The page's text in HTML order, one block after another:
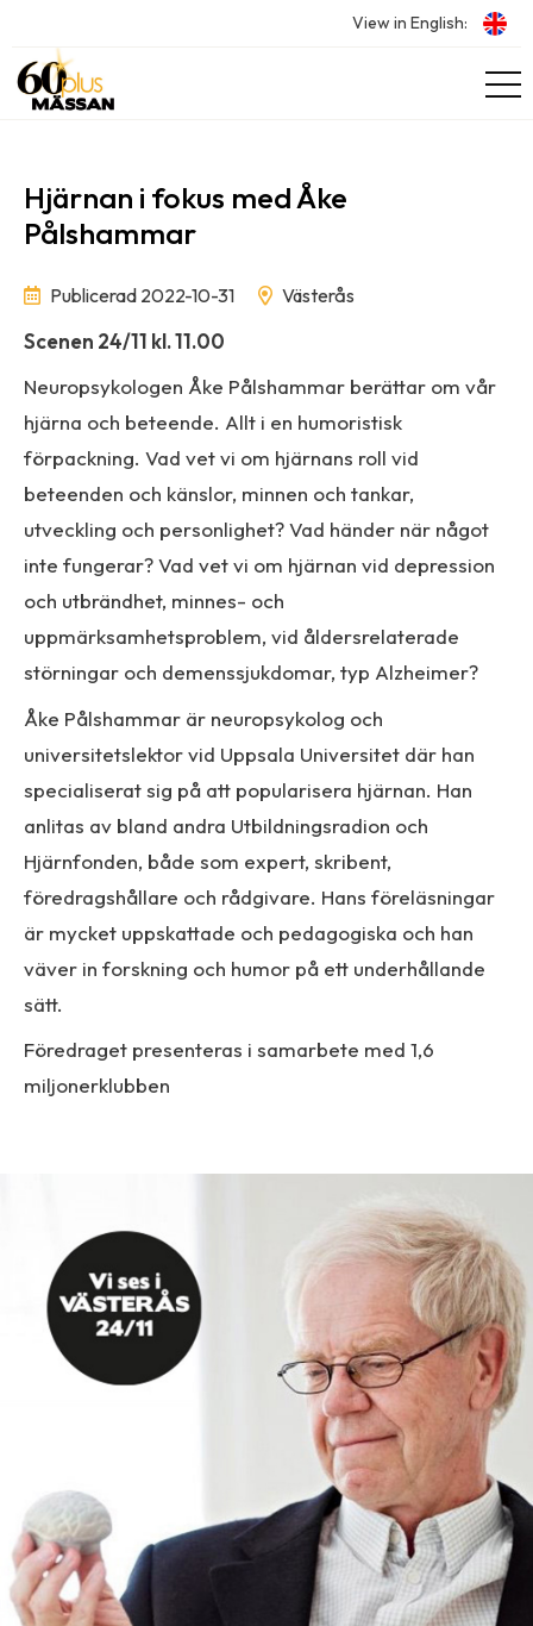
View in English:
Hjärnan i fokus med Åke
Pålshammar
Publicerad 2022-10-31 Västerås
Scenen 24/11 kl. 11.00
Neuropsykologen Åke Pålshammar berättar om vår
hjärna och beteende. Allt i en humoristisk
förpackning. Vad vet vi om hjärnans roll vid
beteenden och känslor, minnen och tankar,
utveckling och personlighet? Vad händer när något
inte fungerar? Vad vet vi om hjärnan vid depression
och utbrändhet, minnes- och
uppmärksamhetsproblem, vid åldersrelaterade
störningar och demenssjukdomar, typ Alzheimer?
Åke Pålshammar är neuropsykolog och
universitetslektor vid Uppsala Universitet där han
specialiserat sig på att popularisera hjärnan. Han
anlitas av bland andra Utbildningsradion och
Hjärnfonden, både som expert, skribent,
föredragshållare och rådgivare. Hans föreläsningar
är mycket uppskattade och pedagogiska och han
väver in forskning och humor på ett underhållande
sätt.
Föredraget presenteras i samarbete med 1,6
miljonerklubben